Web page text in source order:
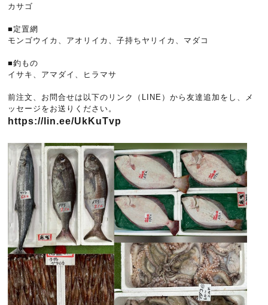
カサゴ
■定置網
モンゴウイカ、アオリイカ、子持ちヤリイカ、マダコ
■釣もの
イサキ、アマダイ、ヒラマサ
前注文、お問合せは以下のリンク（LINE）から友達追加をし、メ
ッセージをお送りください。
https://lin.ee/UkKuTvp